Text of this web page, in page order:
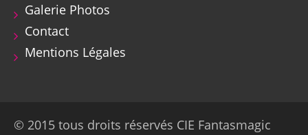
Galerie Photos
Contact
Mentions Légales
© 2015 tous droits réservés CIE Fantasmagic